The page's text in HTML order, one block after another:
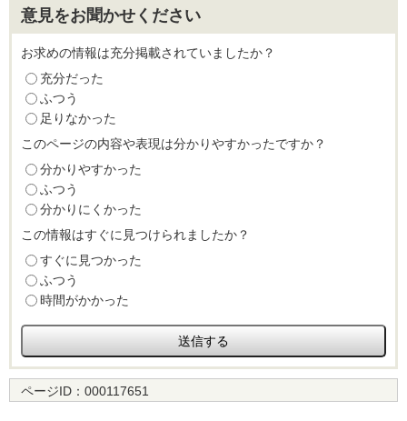
意見をお聞かせください
お求めの情報は充分掲載されていましたか？
充分だった
ふつう
足りなかった
このページの内容や表現は分かりやすかったですか？
分かりやすかった
ふつう
分かりにくかった
この情報はすぐに見つけられましたか？
すぐに見つかった
ふつう
時間がかかった
ページID： 000117651